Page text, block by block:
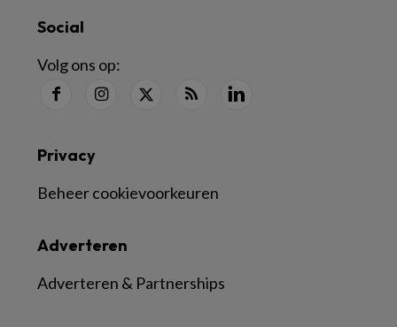
Social
Volg ons op:
Adverteren
Adverteren & Partnerships
Privacy
Beheer cookievoorkeuren